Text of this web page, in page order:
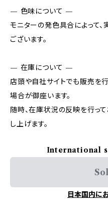
— 色味について —
モニターの発色具合によって
ございます。
— 在庫について —
店頭や自社サイトでも販売を
場合が御座います。
随時、在庫状況の反映を行っ
し上げます。
International
日本国内に